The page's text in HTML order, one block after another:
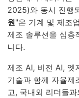
2025)와 동시 진행
원"은 기계 및 제조
제조 솔루션을 심층
니다.
제조 AI, 비전 AI, 엣
기술과 함께 자율제
고, 국내외 리더들